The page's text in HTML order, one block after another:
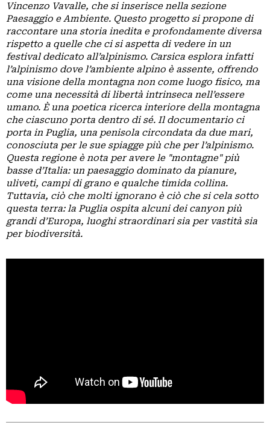
ORGANI
TECNICI
E
STRUTTURE
OPERATIVE
SEDE
CENTRALE
BIBLIOTECA
CINETECA
BACHECA
INSERZIONI
PUBBLICITARIE
PUBBLIREDAZIONALI
Vincenzo Vavalle, che si inserisce nella sezione
Paesaggio e Ambiente. Questo progetto si propone di
raccontare una storia inedita e profondamente diversa
rispetto a quelle che ci si aspetta di vedere in un
festival dedicato all’alpinismo. Carsica esplora infatti
l’alpinismo dove l’ambiente alpino è assente, offrendo
una visione della montagna non come luogo fisico, ma
come una necessità di libertà intrinseca nell’essere
umano. È una poetica ricerca interiore della montagna
che ciascuno porta dentro di sé. Il documentario ci
porta in Puglia, una penisola circondata da due mari,
conosciuta per le sue spiagge più che per l’alpinismo.
Questa regione è nota per avere le "montagne" più
basse d’Italia: un paesaggio dominato da pianure,
uliveti, campi di grano e qualche timida collina.
Tuttavia, ciò che molti ignorano è ciò che si cela sotto
questa terra: la Puglia ospita alcuni dei canyon più
grandi d’Europa, luoghi straordinari sia per vastità sia
per biodiversità.